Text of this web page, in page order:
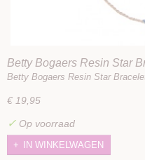
Betty Bogaers Resin Star
Betty Bogaers Resin Star
€ 19,95
✓ Op voorraad
IN WINKELWAGEN